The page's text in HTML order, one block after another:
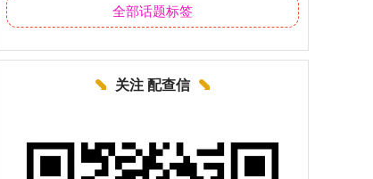
全部话题标签
关注 配查信